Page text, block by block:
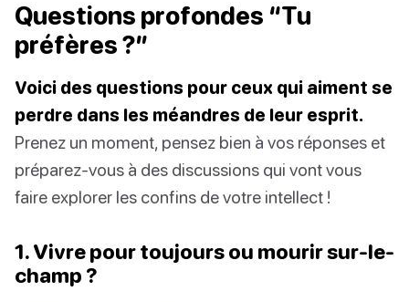
Questions profondes “Tu
préfères ?”
Voici des questions pour ceux qui aiment se
perdre dans les méandres de leur esprit.
Prenez un moment, pensez bien à vos réponses et
préparez-vous à des discussions qui vont vous
faire explorer les confins de votre intellect !
1. Vivre pour toujours ou mourir sur-le-
champ ?